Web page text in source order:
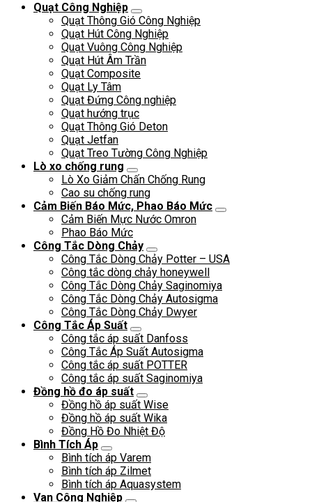
Quạt Công Nghiệp
Quạt Thông Gió Công Nghiệp
Quạt Hút Công Nghiệp
Quạt Vuông Công Nghiệp
Quạt Hút Âm Trần
Quạt Composite
Quạt Ly Tâm
Quạt Đứng Công nghiệp
Quạt hướng trục
Quạt Thông Gió Deton
Quạt Jetfan
Quạt Treo Tường Công Nghiệp
Lò xo chống rung
Lò Xo Giảm Chấn Chống Rung
Cao su chống rung
Cảm Biến Báo Mức, Phao Báo Mức
Cảm Biến Mực Nước Omron
Phao Báo Mức
Công Tắc Dòng Chảy
Công Tắc Dòng Chảy Potter – USA
Công tắc dòng chảy honeywell
Công Tắc Dòng Chảy Saginomiya
Công Tắc Dòng Chảy Autosigma
Công Tắc Dòng Chảy Dwyer
Công Tắc Áp Suất
Công tắc áp suất Danfoss
Công Tắc Áp Suất Autosigma
Công tắc áp suất POTTER
Công tắc áp suất Saginomiya
Đồng hồ đo áp suất
Đồng hồ áp suất Wise
Đồng hồ áp suất Wika
Đồng Hồ Đo Nhiệt Độ
Bình Tích Áp
Bình tích áp Varem
Bình tích áp Zilmet
Bình tích áp Aquasystem
Van Công Nghiệp